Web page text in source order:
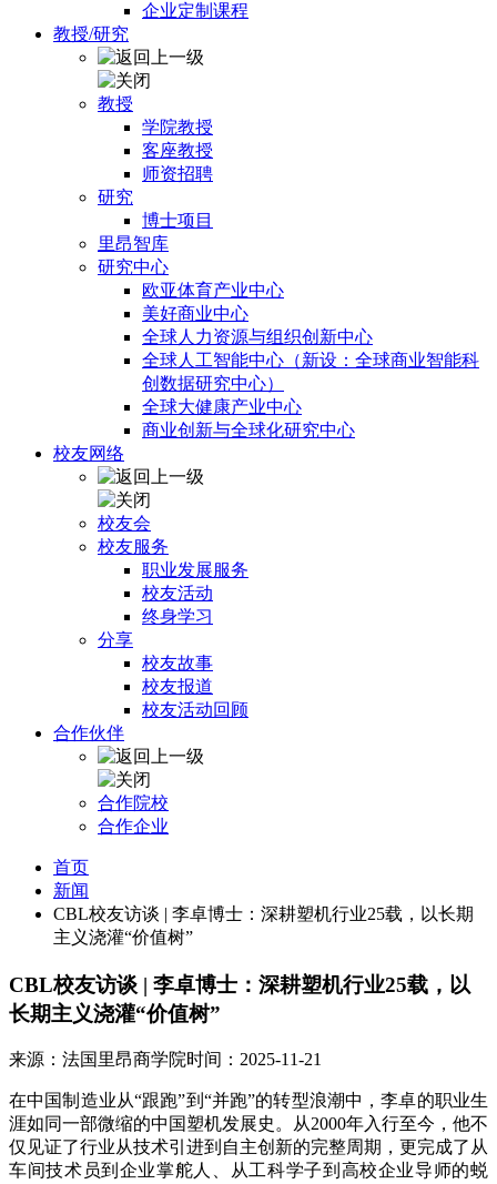
企业定制课程
教授/研究
教授
学院教授
客座教授
师资招聘
研究
博士项目
里昂智库
研究中心
欧亚体育产业中心
美好商业中心
全球人力资源与组织创新中心
全球人工智能中心（新设：全球商业智能科
创数据研究中心）
全球大健康产业中心
商业创新与全球化研究中心
校友网络
校友会
校友服务
职业发展服务
校友活动
终身学习
分享
校友故事
校友报道
校友活动回顾
合作伙伴
合作院校
合作企业
首页
新闻
CBL校友访谈 | 李卓博士：深耕塑机行业25载，以长期
主义浇灌“价值树”
CBL校友访谈 | 李卓博士：深耕塑机行业25载，以
长期主义浇灌“价值树”
来源：法国里昂商学院时间：2025-11-21
在中国制造业从“跟跑”到“并跑”的转型浪潮中，李卓的职业生
涯如同一部微缩的中国塑机发展史。从2000年入行至今，他不
仅见证了行业从技术引进到自主创新的完整周期，更完成了从
车间技术员到企业掌舵人、从工科学子到高校企业导师的蜕